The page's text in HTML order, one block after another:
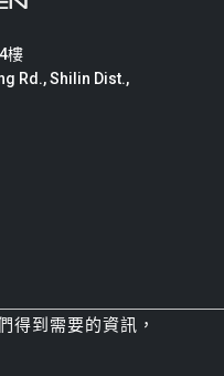
樓
Rd., Shilin Dist.,
得到需要的資訊，